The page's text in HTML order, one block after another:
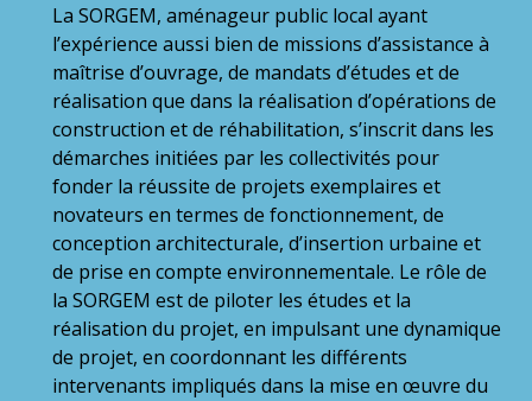
La SORGEM, aménageur public local ayant
l’expérience aussi bien de missions d’assistance à
maîtrise d’ouvrage, de mandats d’études et de
réalisation que dans la réalisation d’opérations de
construction et de réhabilitation, s’inscrit dans les
démarches initiées par les collectivités pour
fonder la réussite de projets exemplaires et
novateurs en termes de fonctionnement, de
conception architecturale, d’insertion urbaine et
de prise en compte environnementale. Le rôle de
la SORGEM est de piloter les études et la
réalisation du projet, en impulsant une dynamique
de projet, en coordonnant les différents
intervenants impliqués dans la mise en œuvre du